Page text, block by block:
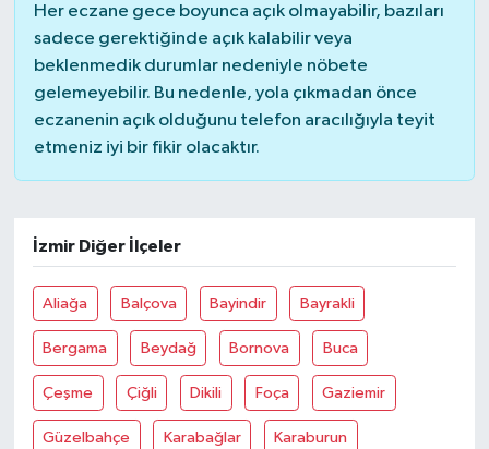
Her eczane gece boyunca açık olmayabilir, bazıları
sadece gerektiğinde açık kalabilir veya
beklenmedik durumlar nedeniyle nöbete
gelemeyebilir. Bu nedenle, yola çıkmadan önce
eczanenin açık olduğunu telefon aracılığıyla teyit
etmeniz iyi bir fikir olacaktır.
İzmir Diğer İlçeler
Aliağa Balçova Bayindir Bayrakli
Bergama Beydağ Bornova Buca
Çeşme Çiğli Dikili Foça Gaziemir
Güzelbahçe Karabağlar Karaburun
MAGAZİN
ÖZEL HABER
SAĞLIK
SİYASET
SPOR
TEKNOLOJİ
YAŞAM